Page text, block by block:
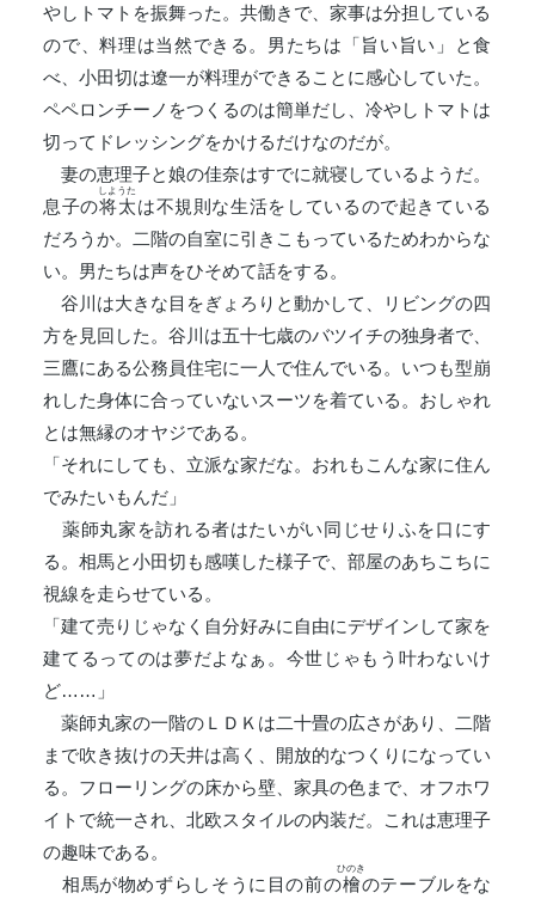
やしトマトを振舞った。共働きで、家事は分担している
ので、料理は当然できる。男たちは「旨い旨い」と食
べ、小田切は遼一が料理ができることに感心していた。
ペペロンチーノをつくるのは簡単だし、冷やしトマトは
切ってドレッシングをかけるだけなのだが。
妻の恵理子と娘の佳奈はすでに就寝しているようだ。
息子の将太
しようた
は不規則な生活をしているので起きている
だろうか。二階の自室に引きこもっているためわからな
い。男たちは声をひそめて話をする。
谷川は大きな目をぎょろりと動かして、リビングの四
方を見回した。谷川は五十七歳のバツイチの独身者で、
三鷹にある公務員住宅に一人で住んでいる。いつも型崩
れした身体に合っていないスーツを着ている。おしゃれ
とは無縁のオヤジである。
「それにしても、立派な家だな。おれもこんな家に住ん
でみたいもんだ」
薬師丸家を訪れる者はたいがい同じせりふを口にす
る。相馬と小田切も感嘆した様子で、部屋のあちこちに
視線を走らせている。
「建て売りじゃなく自分好みに自由にデザインして家を
建てるってのは夢だよなぁ。今世じゃもう叶わないけ
ど……」
薬師丸家の一階のＬＤＫは二十畳の広さがあり、二階
まで吹き抜けの天井は高く、開放的なつくりになってい
る。フローリングの床から壁、家具の色まで、オフホワ
イトで統一され、北欧スタイルの内装だ。これは恵理子
の趣味である。
相馬が物めずらしそうに目の前の檜
ひのき
のテーブルをな